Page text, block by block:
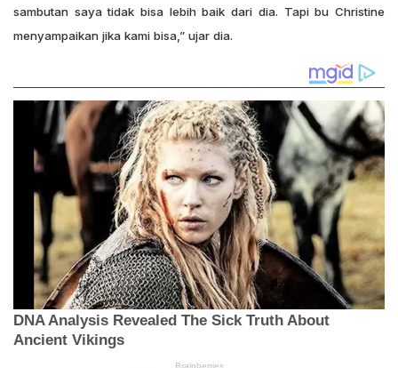
sambutan saya tidak bisa lebih baik dari dia. Tapi bu Christine
menyampaikan jika kami bisa,” ujar dia.